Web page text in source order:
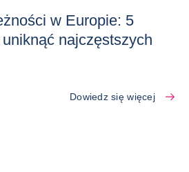
w Europie: 5
najczęstszych
Dowiedz się więcej